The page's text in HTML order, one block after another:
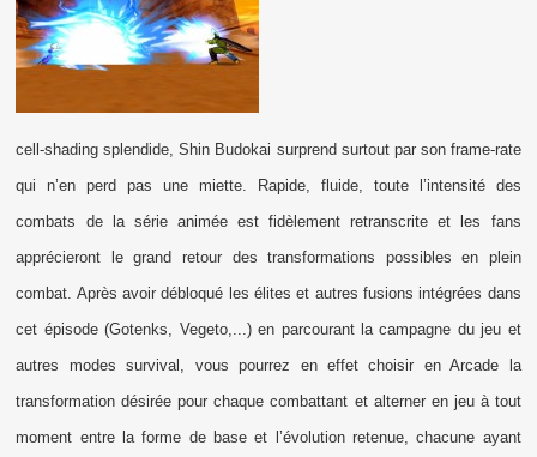
cell-shading splendide, Shin Budokai surprend surtout par son frame-rate
qui n’en perd pas une miette. Rapide, fluide, toute l’intensité des
combats de la série animée est fidèlement retranscrite et les fans
apprécieront le grand retour des transformations possibles en plein
combat. Après avoir débloqué les élites et autres fusions intégrées dans
cet épisode (Gotenks, Vegeto,...) en parcourant la campagne du jeu et
autres modes survival, vous pourrez en effet choisir en Arcade la
transformation désirée pour chaque combattant et alterner en jeu à tout
moment entre la forme de base et l’évolution retenue, chacune ayant